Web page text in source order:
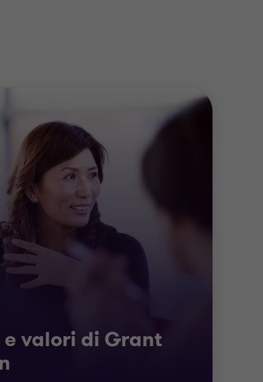
valori di Grant